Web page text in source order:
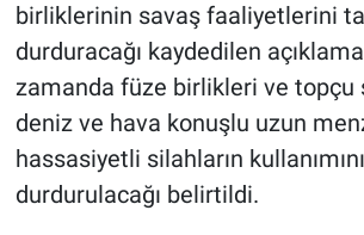
birliklerinin savaş faaliyetlerini
durduracağı kaydedilen
zamanda füze birlikleri ve
deniz ve hava konuşlu uzun
hassasiyetli silahların
durdurulacağı belirtildi.